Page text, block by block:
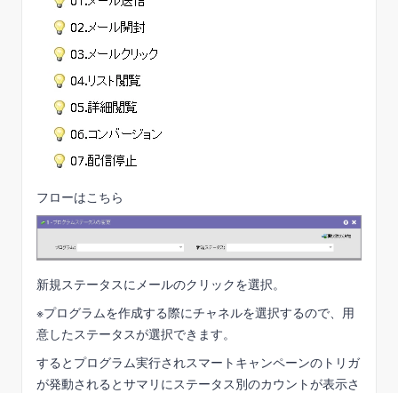
フローはこちら
新規ステータスにメールのクリックを選択。
※プログラムを作成する際にチャネルを選択するので、用
意したステータスが選択できます。
するとプログラム実行されスマートキャンペーンのトリガ
が発動されるとサマリにステータス別のカウントが表示さ